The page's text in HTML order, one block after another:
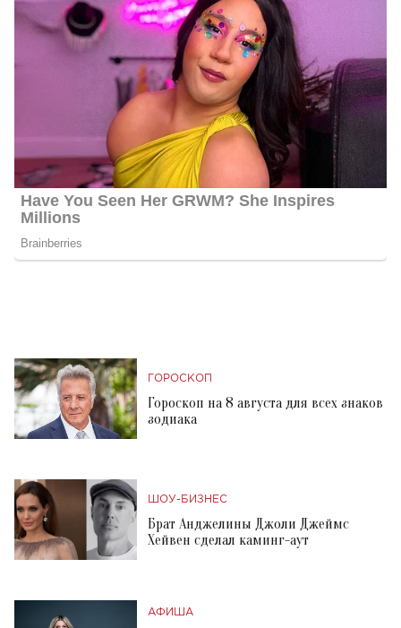
ГОРОСКОП
Гороскоп на 8 августа для всех знаков
зодиака
ШОУ-БИЗНЕС
Брат Анджелины Джоли Джеймс
Хейвен сделал каминг-аут
АФИША